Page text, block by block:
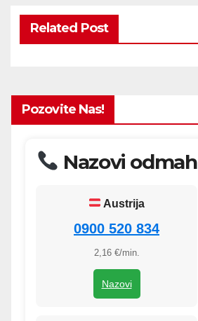
Related Post
Pozovite Nas!
Nazovi odmah
Austrija
0900 520 834
2,16 €/min.
Nazovi